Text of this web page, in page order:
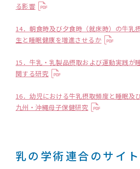
る影響
14．朝食時及び夕食時（就床時）の牛乳
生と睡眠健康を増進させるか
15．牛乳・乳製品摂取および運動実践が
関する研究
16．幼児における牛乳摂取頻度と睡眠及
九州・沖縄母子保健研究
乳の学術連合のサイ